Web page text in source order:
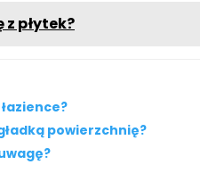
płytek?
powierzchnię?